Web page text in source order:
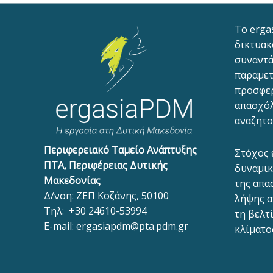
Περιφερειακό Ταμείο Ανάπτυξης
ΠΤΑ, Περιφέρειας Δυτικής
Μακεδονίας
Δ/νση: ΖΕΠ Κοζάνης, 50100
Τηλ: +30 24610-53994
E-mail: ergasiapdm@pta.pdm.gr
To
Στόχος
της
λήψης
τη